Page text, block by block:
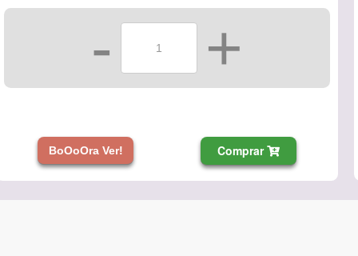
- +
BoOoOra Ver! Comprar